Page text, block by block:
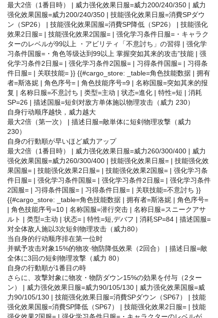
最大2倍（1番目時） | 威力强化效果日服=威力200/240/350 | 威力
强化效果国服=威力200/240/350 | 技能强化效果日服=消費SPダウ
ン（SP26） | 技能强化效果国服=消費SP降低（SP26） | 技能强化
效果2日服= | 技能强化效果2国服= | 强化学习条件日服=・キャラク
ターのレベルが99以上 ・アビリティ「不意討ち」の習得 | 强化学
习条件国服=・角色等级达到99以上 掌握突如其来的攻击”技能 | 强
化学习条件2日服= | 强化学习条件2国服= | 习得条件国服= | 习得条
件日服= | 关联技能= }} {{#cargo_store: _table=角色技能数据 | 拥有
者=斯洛妮 | 角色序号= | 角色技能序号=9 | 名称国服=突如其来的报
复 | 名称日服=不意討ち | 类型=主动 | 状态=進化 | 特性=短 | 消耗
SP=26 | 描述国服=短剑对敌方单体施以物理攻击（威力 230）
自身行动顺序越快，威力越大
最大2倍（第一次） | 描述日服=敵単体に短剣物理攻撃（威力
230）
自身の行動順が早いほど威力アップ
最大2倍（1番目時） | 威力强化效果日服=威力260/300/400 | 威力
强化效果国服=威力260/300/400 | 技能强化效果日服= | 技能强化效
果国服= | 技能强化效果2日服= | 技能强化效果2国服= | 强化学习条
件日服= | 强化学习条件国服= | 强化学习条件2日服= | 强化学习条件
2国服= | 习得条件国服= | 习得条件日服= | 关联技能=不意討ち }}
{{#cargo_store: _table=角色技能数据 | 拥有者=斯洛妮 | 角色序号=
| 角色技能序号=10 | 名称国服=潜行突击 | 名称日服=スニークアサ
ルト | 类型=主动 | 状态= | 特性=短,デバフ | 消耗SP=84 | 描述国服=
对全体敌人施以3次短剑物理攻击（威力80）
当自身的行动顺序排在第一位时
并赋予攻击对象15%的物攻·物防降低效果（2回合） | 描述日服=敵
全体に3回の短剣物理攻撃（威力 80）
自身の行動順が1番目の時
さらに、攻撃対象に物攻・物防ダウン15%の効果を付与（2ター
ン） | 威力强化效果日服=威力90/105/130 | 威力强化效果国服=威
力90/105/130 | 技能强化效果日服=消費SPダウン（SP67） | 技能
强化效果国服=消費SP降低（SP67） | 技能强化效果2日服= | 技能